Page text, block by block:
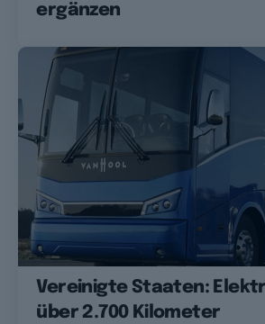
ergänzen
Vereinigte Staaten:
über 2.700 Kilometer